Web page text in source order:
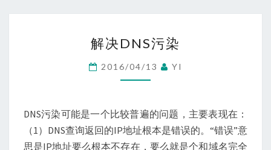
决
DNS
污
解决DNS污染
2016/04/13 YI
DNS污染可能是一个比较普遍的问题，主要表现在：
（1）DNS查询返回的IP地址根本是错误的。“错误”意
思是IP地址要么根本不存在，要么就是个和域名完全